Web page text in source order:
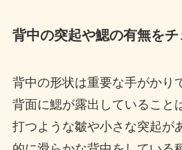
背中の突起や鰓の有無をチ
背中の形状は重要な手がかり
背面に鰓が露出していること
打つような皺や小さな突起が